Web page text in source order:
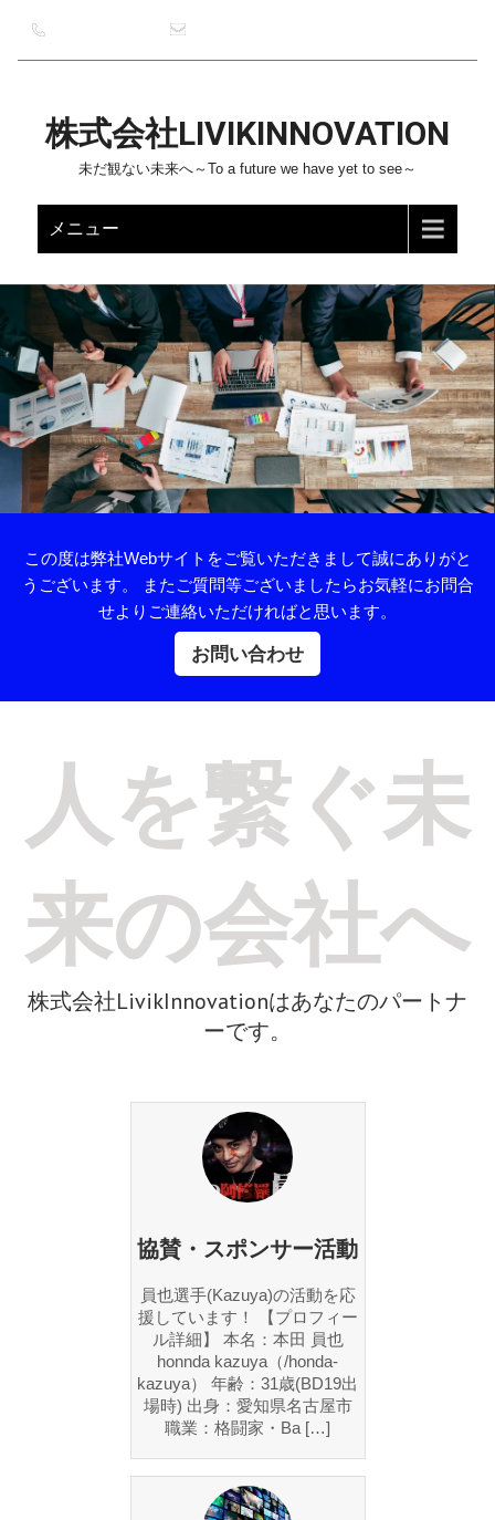
株式会社LIVIKINNOVATION
未だ観ない未来へ～To a future we have yet to see～
メニュー
この度は弊社Webサイトをご覧いただきまして誠にありがと
うございます。 またご質問等ございましたらお気軽にお問合
せよりご連絡いただければと思います。
お問い合わせ
人を繋ぐ未
来の会社へ
株式会社LivikInnovationはあなたのパートナ
ーです。
協賛・スポンサー活動
員也選手(Kazuya)の活動を応
援しています！ 【プロフィー
ル詳細】 本名：本田 員也
honnda kazuya（/honda-
kazuya） 年齢：31歳(BD19出
場時) 出身：愛知県名古屋市
職業：格闘家・Ba […]